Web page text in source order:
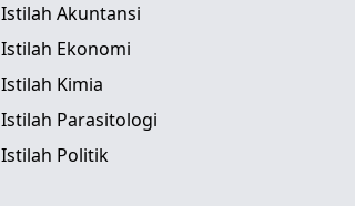
Istilah Akuntansi
Istilah Ekonomi
Istilah Kimia
Istilah Parasitologi
Istilah Politik